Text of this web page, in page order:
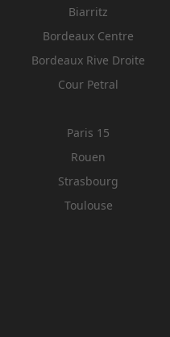
Biarritz
Bordeaux Centre
Bordeaux Rive Droite
Cour Petral
Paris 15
Rouen
Strasbourg
Toulouse